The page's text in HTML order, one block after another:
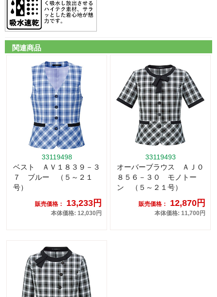
関連商品
33119498
ベスト ＡＶ１８３９－３
７ ブルー （５～２１
号）
販売価格： 13,233円
本体価格: 12,030円
33119493
オーバーブラウス ＡＪ０
８５６－３０ モノトー
ン （５～２１号）
販売価格： 12,870円
本体価格: 11,700円